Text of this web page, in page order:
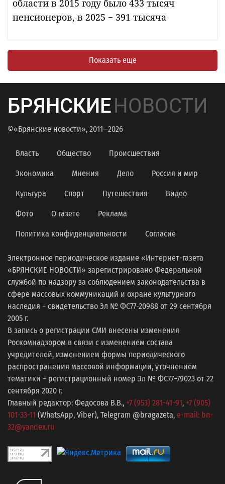
области в 2015 году было 433 тысяч
пенсионеров, в 2025 − 391 тысяча
Показать еще
БРЯНСКИЕНОВОСТИ
©«Брянские новости», 2011—2026
Власть Общество Происшествия
Экономика Мнения Дело Россия и мир
Культура Спорт Путешествия Видео
Фото О газете Реклама
Политика конфиденциальности Согласие
Электронное периодическое издание «Интернет-газета
«БРЯНСКИЕ НОВОСТИ» зарегистрировано Федеральной
службой по надзору за соблюдением законодательства в
сфере массовых коммуникаций и охране культурного
наследия − свидетельство Эл № ФС77-20988 от 29 сентября
2005 г.
В запись о регистрации СМИ внесены изменения
Роскомнадзором в связи с изменением состава
учредителей, изменением формы периодического
распространения массовой информации, уточнением
тематики − регистрационный номер Эл № ФС77−79023 от 22
сентября 2020 г.
Главный редактор: Федосова В.В., +7 (953) 281-41-91, +7 (905)
101-33-11 (WhatsApp, Viber), Telegram @bragazeta, e-mail: bn-
32@yandex.ru